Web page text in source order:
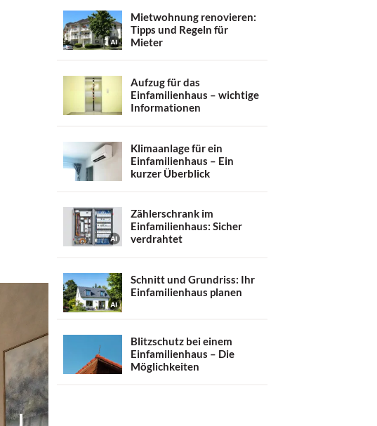
Mietwohnung renovieren:
Tipps und Regeln für
Mieter
Aufzug für das
Einfamilienhaus – wichtige
Informationen
Klimaanlage für ein
Einfamilienhaus – Ein
kurzer Überblick
Zählerschrank im
Einfamilienhaus: Sicher
verdrahtet
Schnitt und Grundriss: Ihr
Einfamilienhaus planen
Blitzschutz bei einem
Einfamilienhaus – Die
Möglichkeiten